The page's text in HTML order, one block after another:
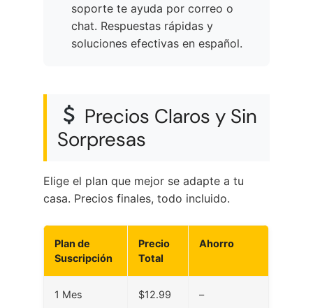
soporte te ayuda por correo o
chat. Respuestas rápidas y
soluciones efectivas en español.
Precios Claros y Sin
Sorpresas
Elige el plan que mejor se adapte a tu
casa. Precios finales, todo incluido.
Plan de
Suscripción
Precio
Total
Ahorro
1 Mes $12.99 –